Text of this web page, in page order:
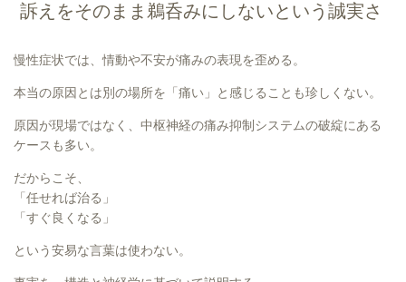
訴えをそのまま鵜呑みにしないという誠実さ
慢性症状では、情動や不安が痛みの表現を歪める。
本当の原因とは別の場所を「痛い」と感じることも珍しくない。
原因が現場ではなく、中枢神経の痛み抑制システムの破綻にある
ケースも多い。
だからこそ、
「任せれば治る」
「すぐ良くなる」
という安易な言葉は使わない。